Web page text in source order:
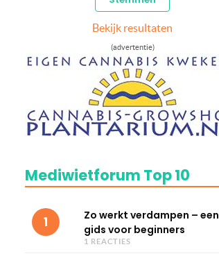
Bekijk resultaten
(advertentie)
Mediwietforum Top 10
1
Zo werkt verdampen – een
gids voor beginners
1 REACTIES